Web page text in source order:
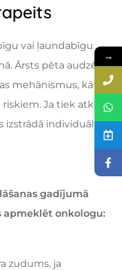
vai ļaundabīgu
Ārsts pēta audzēja
mehānismus, kā arī
Ja tiek atklāta
izstrādā individuālu
gadījumā
apmeklēt onkologu:
zudums, ja
→